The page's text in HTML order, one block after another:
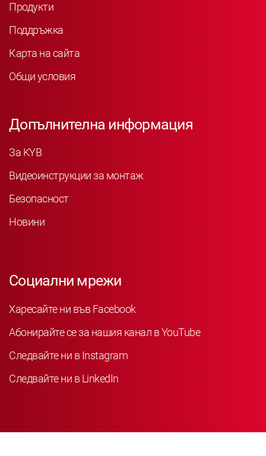
Продукти
Поддръжка
Карта на сайта
Общи условия
Допълнителна информация
За KYB
Видеоинструкции за монтаж
Безопасност
Новини
Социални мрежи
Харесайте ни във Facebook
Абонирайте се за нашия канал в YouTube
Следвайте ни в Instagram
Следвайте ни в LinkedIn